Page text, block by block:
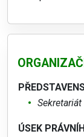
Sekretariát
ÚSEK